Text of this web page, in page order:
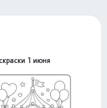
1 июня